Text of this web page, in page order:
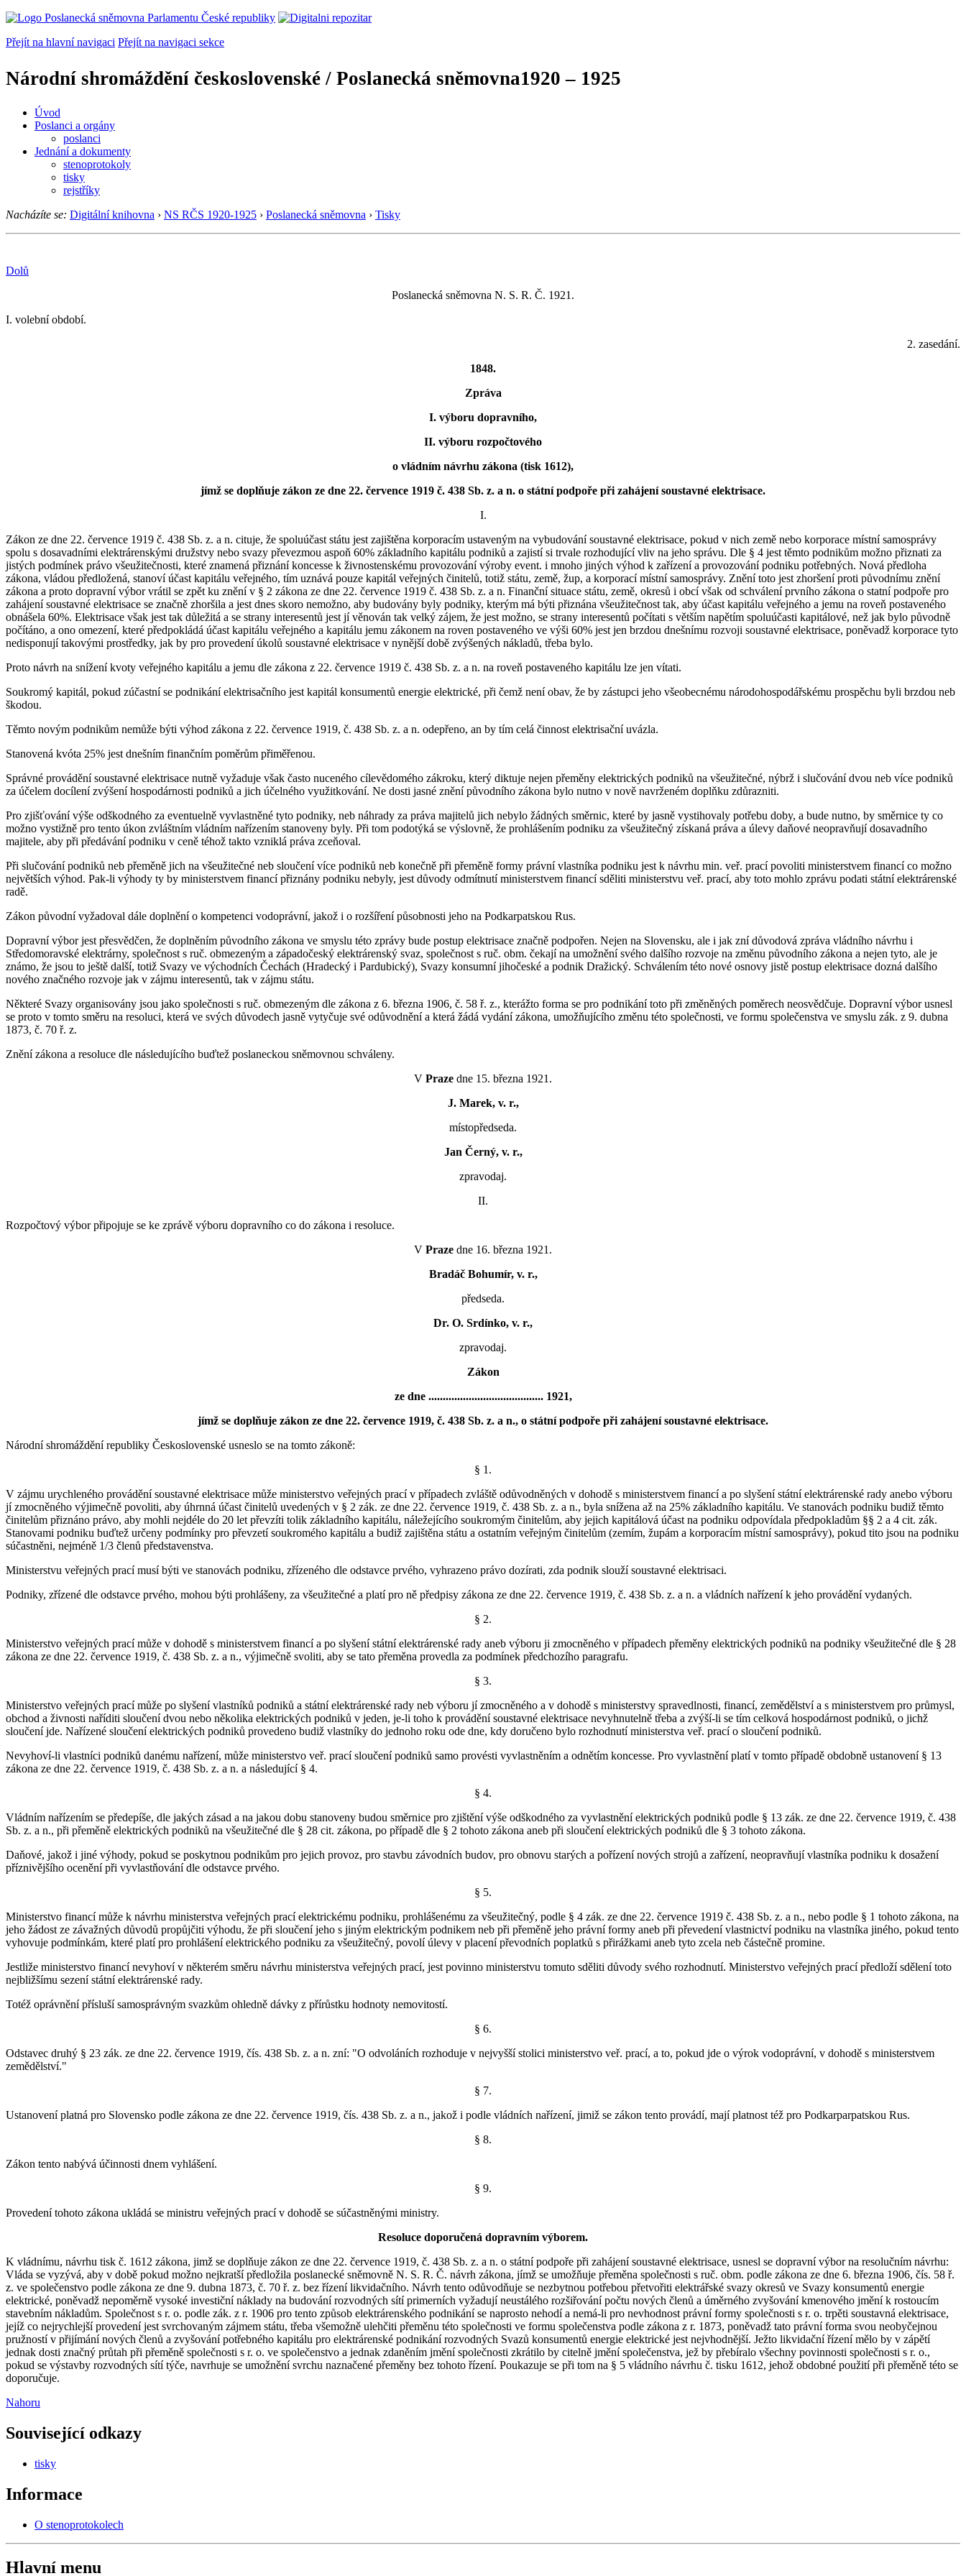
Přejít na hlavní navigaci Přejít na navigaci sekce
Národní shromáždění československé / Poslanecká sněmovna1920 – 1925
Úvod
Poslanci a orgány
poslanci
Jednání a dokumenty
stenoprotokoly
tisky
rejstříky
Nacházíte se: Digitální knihovna › NS RČS 1920-1925 › Poslanecká sněmovna › Tisky
Dolů
Poslanecká sněmovna N. S. R. Č. 1921.
I. volební období.
2. zasedání.
1848.
Zpráva
I. výboru dopravního,
II. výboru rozpočtového
o vládním návrhu zákona (tisk 1612),
jímž se doplňuje zákon ze dne 22. července 1919 č. 438 Sb. z. a n. o státní podpoře při zahájení soustavné elektrisace.
I.
Zákon ze dne 22. července 1919 č. 438 Sb. z. a n. cituje, že spoluúčast státu jest zajištěna korporacím ustaveným na vybudování soustavné elektrisace, pokud v nich země nebo korporace místní samosprávy
spolu s dosavadními elektrárenskými družstvy nebo svazy převezmou aspoň 60% základního kapitálu podniků a zajistí si trvale rozhodující vliv na jeho správu. Dle § 4 jest těmto podnikům možno přiznati za
jistých podmínek právo všeužitečnosti, které znamená přiznání koncesse k živnostenskému provozování výroby event. i mnoho jiných výhod k zařízení a provozování podniku potřebných. Nová předloha
zákona, vládou předložená, stanoví účast kapitálu veřejného, tím uznává pouze kapitál veřejných činitelů, totiž státu, země, žup, a korporací místní samosprávy. Znění toto jest zhoršení proti původnímu znění
zákona a proto dopravní výbor vrátil se zpět ku znění v § 2 zákona ze dne 22. července 1919 č. 438 Sb. z. a n. Finanční situace státu, země, okresů i obcí však od schválení prvního zákona o statní podpoře pro
zahájení soustavné elektrisace se značně zhoršila a jest dnes skoro nemožno, aby budovány byly podniky, kterým má býti přiznána všeužitečnost tak, aby účast kapitálu veřejného a jemu na roveň postaveného
obnášela 60%. Elektrisace však jest tak důležitá a se strany interesentů jest jí věnován tak velký zájem, že jest možno, se strany interesentů počítati s větším napětím spoluúčasti kapitálové, než jak bylo původně
počítáno, a ono omezení, které předpokládá účast kapitálu veřejného a kapitálu jemu zákonem na roven postaveného ve výši 60% jest jen brzdou dnešnímu rozvoji soustavné elektrisace, poněvadž korporace tyto
nedisponují takovými prostředky, jak by pro provedení úkolů soustavné elektrisace v nynější době zvýšených nákladů, třeba bylo.
Proto návrh na snížení kvoty veřejného kapitálu a jemu dle zákona z 22. července 1919 č. 438 Sb. z. a n. na roveň postaveného kapitálu lze jen vítati.
Soukromý kapitál, pokud zúčastní se podnikání elektrisačního jest kapitál konsumentů energie elektrické, při čemž není obav, že by zástupci jeho všeobecnému národohospodářskému prospěchu byli brzdou neb
škodou.
Těmto novým podnikům nemůže býti výhod zákona z 22. července 1919, č. 438 Sb. z. a n. odepřeno, an by tím celá činnost elektrisační uvázla.
Stanovená kvóta 25% jest dnešním finančním poměrům přiměřenou.
Správné provádění soustavné elektrisace nutně vyžaduje však často nuceného cílevědomého zákroku, který diktuje nejen přeměny elektrických podniků na všeužitečné, nýbrž i slučování dvou neb více podniků
za účelem docílení zvýšení hospodárnosti podniků a jich účelného využitkování. Ne dosti jasné znění původního zákona bylo nutno v nově navrženém doplňku zdůrazniti.
Pro zjišťování výše odškodného za eventuelně vyvlastněné tyto podniky, neb náhrady za práva majitelů jich nebylo žádných směrnic, které by jasně vystihovaly potřebu doby, a bude nutno, by směrnice ty co
možno vystižně pro tento úkon zvláštním vládním nařízením stanoveny byly. Při tom podotýká se výslovně, že prohlášením podniku za všeužitečný získaná práva a úlevy daňové neopravňují dosavadního
majitele, aby při předávání podniku v ceně téhož takto vzniklá práva zceňoval.
Při slučování podniků neb přeměně jich na všeužitečné neb sloučení více podniků neb konečně při přeměně formy právní vlastníka podniku jest k návrhu min. veř. prací povoliti ministerstvem financí co možno
největších výhod. Pak-li výhody ty by ministerstvem financí přiznány podniku nebyly, jest důvody odmítnutí ministerstvem financí sděliti ministerstvu veř. prací, aby toto mohlo zprávu podati státní elektrárenské
radě.
Zákon původní vyžadoval dále doplnění o kompetenci vodoprávní, jakož i o rozšíření působnosti jeho na Podkarpatskou Rus.
Dopravní výbor jest přesvědčen, že doplněním původního zákona ve smyslu této zprávy bude postup elektrisace značně podpořen. Nejen na Slovensku, ale i jak zní důvodová zpráva vládního návrhu i
Středomoravské elektrárny, společnost s ruč. obmezeným a západočeský elektrárenský svaz, společnost s ruč. obm. čekají na umožnění svého dalšího rozvoje na změnu původního zákona a nejen tyto, ale je
známo, že jsou to ještě další, totiž Svazy ve východních Čechách (Hradecký i Pardubický), Svazy konsumní jihočeské a podnik Dražický. Schválením této nové osnovy jistě postup elektrisace dozná dalšího
nového značného rozvoje jak v zájmu interesentů, tak v zájmu státu.
Některé Svazy organisovány jsou jako společnosti s ruč. obmezeným dle zákona z 6. března 1906, č. 58 ř. z., kterážto forma se pro podnikání toto při změněných poměrech neosvědčuje. Dopravní výbor usnesl
se proto v tomto směru na resoluci, která ve svých důvodech jasně vytyčuje své odůvodnění a která žádá vydání zákona, umožňujícího změnu této společnosti, ve formu společenstva ve smyslu zák. z 9. dubna
1873, č. 70 ř. z.
Znění zákona a resoluce dle následujícího buďtež poslaneckou sněmovnou schváleny.
V Praze dne 15. března 1921.
J. Marek, v. r.,
místopředseda.
Jan Černý, v. r.,
zpravodaj.
II.
Rozpočtový výbor připojuje se ke zprávě výboru dopravního co do zákona i resoluce.
V Praze dne 16. března 1921.
Bradáč Bohumír, v. r.,
předseda.
Dr. O. Srdínko, v. r.,
zpravodaj.
Zákon
ze dne ........................................ 1921,
jímž se doplňuje zákon ze dne 22. července 1919, č. 438 Sb. z. a n., o státní podpoře při zahájení soustavné elektrisace.
Národní shromáždění republiky Československé usneslo se na tomto zákoně:
§ 1.
V zájmu urychleného provádění soustavné elektrisace může ministerstvo veřejných prací v případech zvláště odůvodněných v dohodě s ministerstvem financí a po slyšení státní elektrárenské rady anebo výboru
jí zmocněného výjimečně povoliti, aby úhrnná účast činitelů uvedených v § 2 zák. ze dne 22. července 1919, č. 438 Sb. z. a n., byla snížena až na 25% základního kapitálu. Ve stanovách podniku budiž těmto
činitelům přiznáno právo, aby mohli nejdéle do 20 let převzíti tolik základního kapitálu, náležejícího soukromým činitelům, aby jejich kapitálová účast na podniku odpovídala předpokladům §§ 2 a 4 cit. zák.
Stanovami podniku buďtež určeny podmínky pro převzetí soukromého kapitálu a budiž zajištěna státu a ostatním veřejným činitelům (zemím, župám a korporacím místní samosprávy), pokud tito jsou na podniku
súčastněni, nejméně 1/3 členů představenstva.
Ministerstvu veřejných prací musí býti ve stanovách podniku, zřízeného dle odstavce prvého, vyhrazeno právo dozírati, zda podnik slouží soustavné elektrisaci.
Podniky, zřízené dle odstavce prvého, mohou býti prohlášeny, za všeužitečné a platí pro ně předpisy zákona ze dne 22. července 1919, č. 438 Sb. z. a n. a vládních nařízení k jeho provádění vydaných.
§ 2.
Ministerstvo veřejných prací může v dohodě s ministerstvem financí a po slyšení státní elektrárenské rady aneb výboru ji zmocněného v případech přeměny elektrických podniků na podniky všeužitečné dle § 28
zákona ze dne 22. července 1919, č. 438 Sb. z. a n., výjimečně svoliti, aby se tato přeměna provedla za podmínek předchozího paragrafu.
§ 3.
Ministerstvo veřejných prací může po slyšení vlastníků podniků a státní elektrárenské rady neb výboru jí zmocněného a v dohodě s ministerstvy spravedlnosti, financí, zemědělství a s ministerstvem pro průmysl,
obchod a živnosti naříditi sloučení dvou nebo několika elektrických podniků v jeden, je-li toho k provádění soustavné elektrisace nevyhnutelně třeba a zvýší-li se tím celková hospodárnost podniků, o jichž
sloučení jde. Nařízené sloučení elektrických podniků provedeno budiž vlastníky do jednoho roku ode dne, kdy doručeno bylo rozhodnutí ministerstva veř. prací o sloučení podniků.
Nevyhoví-li vlastníci podniků danému nařízení, může ministerstvo veř. prací sloučení podniků samo provésti vyvlastněním a odnětím koncesse. Pro vyvlastnění platí v tomto případě obdobně ustanovení § 13
zákona ze dne 22. července 1919, č. 438 Sb. z. a n. a následující § 4.
§ 4.
Vládním nařízením se předepíše, dle jakých zásad a na jakou dobu stanoveny budou směrnice pro zjištění výše odškodného za vyvlastnění elektrických podniků podle § 13 zák. ze dne 22. července 1919, č. 438
Sb. z. a n., při přeměně elektrických podniků na všeužitečné dle § 28 cit. zákona, po případě dle § 2 tohoto zákona aneb při sloučení elektrických podniků dle § 3 tohoto zákona.
Daňové, jakož i jiné výhody, pokud se poskytnou podnikům pro jejich provoz, pro stavbu závodních budov, pro obnovu starých a pořízení nových strojů a zařízení, neopravňují vlastníka podniku k dosažení
příznivějšího ocenění při vyvlastňování dle odstavce prvého.
§ 5.
Ministerstvo financí může k návrhu ministerstva veřejných prací elektrickému podniku, prohlášenému za všeužitečný, podle § 4 zák. ze dne 22. července 1919 č. 438 Sb. z. a n., nebo podle § 1 tohoto zákona, na
jeho žádost ze závažných důvodů propůjčiti výhodu, že při sloučení jeho s jiným elektrickým podnikem neb při přeměně jeho právní formy aneb při převedení vlastnictví podniku na vlastníka jiného, pokud tento
vyhovuje podmínkám, které platí pro prohlášení elektrického podniku za všeužitečný, povolí úlevy v placení převodních poplatků s přirážkami aneb tyto zcela neb částečně promine.
Jestliže ministerstvo financí nevyhoví v některém směru návrhu ministerstva veřejných prací, jest povinno ministerstvu tomuto sděliti důvody svého rozhodnutí. Ministerstvo veřejných prací předloží sdělení toto
nejbližšímu sezení státní elektrárenské rady.
Totéž oprávnění přísluší samosprávným svazkům ohledně dávky z přírůstku hodnoty nemovitostí.
§ 6.
Odstavec druhý § 23 zák. ze dne 22. července 1919, čís. 438 Sb. z. a n. zní: "O odvoláních rozhoduje v nejvyšší stolici ministerstvo veř. prací, a to, pokud jde o výrok vodoprávní, v dohodě s ministerstvem
zemědělství."
§ 7.
Ustanovení platná pro Slovensko podle zákona ze dne 22. července 1919, čís. 438 Sb. z. a n., jakož i podle vládních nařízení, jimiž se zákon tento provádí, mají platnost též pro Podkarparpatskou Rus.
§ 8.
Zákon tento nabývá účinnosti dnem vyhlášení.
§ 9.
Provedení tohoto zákona ukládá se ministru veřejných prací v dohodě se súčastněnými ministry.
Resoluce doporučená dopravním výborem.
K vládnímu, návrhu tisk č. 1612 zákona, jimž se doplňuje zákon ze dne 22. července 1919, č. 438 Sb. z. a n. o státní podpoře při zahájení soustavné elektrisace, usnesl se dopravní výbor na resolučním návrhu:
Vláda se vyzývá, aby v době pokud možno nejkratší předložila poslanecké sněmovně N. S. R. Č. návrh zákona, jímž se umožňuje přeměna společnosti s ruč. obm. podle zákona ze dne 6. března 1906, čís. 58 ř.
z. ve společenstvo podle zákona ze dne 9. dubna 1873, č. 70 ř. z. bez řízení likvidačního. Návrh tento odůvodňuje se nezbytnou potřebou přetvořiti elektrářské svazy okresů ve Svazy konsumentů energie
elektrické, poněvadž nepoměrně vysoké investiční náklady na budování rozvodných sítí primerních vyžadují neustálého rozšiřování počtu nových členů a úměrného zvyšování kmenového jmění k rostoucím
stavebním nákladům. Společnost s r. o. podle zák. z r. 1906 pro tento způsob elektrárenského podnikání se naprosto nehodí a nemá-li pro nevhodnost právní formy společnosti s r. o. trpěti soustavná elektrisace,
jejíž co nejrychlejší provedení jest svrchovaným zájmem státu, třeba všemožně ulehčiti přeměnu této společnosti ve formu společenstva podle zákona z r. 1873, poněvadž tato právní forma svou neobyčejnou
pružností v přijímání nových členů a zvyšování potřebného kapitálu pro elektrárenské podnikání rozvodných Svazů konsumentů energie elektrické jest nejvhodnější. Ježto likvidační řízení mělo by v zápětí
jednak dosti značný průtah při přeměně společnosti s r. o. ve společenstvo a jednak zdaněním jmění společnosti zkrátilo by citelně jmění společenstva, jež by přebíralo všechny povinnosti společnosti s r. o.,
pokud se výstavby rozvodných sítí týče, navrhuje se umožnění svrchu naznačené přeměny bez tohoto řízení. Poukazuje se při tom na § 5 vládního návrhu č. tisku 1612, jehož obdobné použití při přeměně této se
doporučuje.
Nahoru
Související odkazy
tisky
Informace
O stenoprotokolech
Hlavní menu